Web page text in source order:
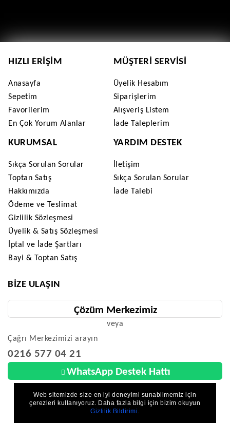
HIZLI ERIŞIM
Anasayfa
Sepetim
Favorilerim
En Çok Yorum Alanlar
MÜŞTERI SERVISI
Üyelik Hesabım
Siparişlerim
Alışveriş Listem
İade Taleplerim
KURUMSAL
Sıkça Sorulan Sorular
Toptan Satış
Hakkımızda
Ödeme ve Teslimat
Gizlilik Sözleşmesi
Üyelik & Satış Sözleşmesi
İptal ve İade Şartları
Bayi & Toptan Satış
YARDIM DESTEK
İletişim
Sıkça Sorulan Sorular
İade Talebi
BIZE ULAŞIN
Çözüm Merkezimiz
veya
Çağrı Merkezimizi arayın
0216 577 04 21
WhatsApp Destek Hattı
Web sitemizde size en iyi deneyimi sunabilmemiz için
çerezleri kullanıyoruz. Daha fazla bilgi için bizim okuyun
Gizlilik Bildirimi.